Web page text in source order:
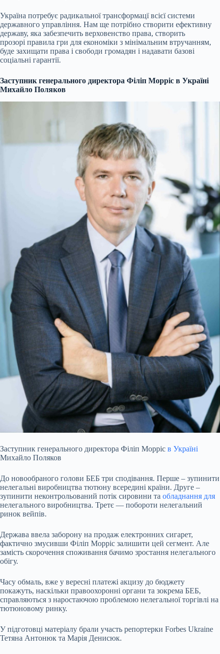
Україна потребує радикальної трансформацї всієї системи
державного управління. Нам ще потрібно створити ефективну
державу, яка забезпечить верховенство права, створить
прозорі правила гри для економіки з мінімальним втручанням,
буде захищати права і свободи громадян і надавати базові
соціальні гарантії.
Заступник генерального директора Філіп Морріс в Україні
Михайло Поляков
Заступник генерального директора Філіп Морріс в Україні
Михайло Поляков
До новообраного голови БЕБ три сподівання. Перше – зупинити
нелегальні виробництва тютюну всередині країни. Друге –
зупинити неконтрольований потік сировини та обладнання для
нелегального виробництва. Третє — побороти нелегальний
ринок вейпів.
Держава ввела заборону на продаж електронних сигарет,
фактично змусивши Філіп Морріс залишити цей сегмент. Але
замість скорочення споживання бачимо зростання нелегального
обігу.
Часу обмаль, вже у вересні платежі акцизу до бюджету
покажуть, наскільки правоохоронні органи та зокрема БЕБ,
справляються з наростаючою проблемою нелегальної торгівлі на
тютюновому ринку.
У підготовці матеріалу брали участь репортерки Forbes Ukraine
Тетяна Антонюк та Марія Денисюк.